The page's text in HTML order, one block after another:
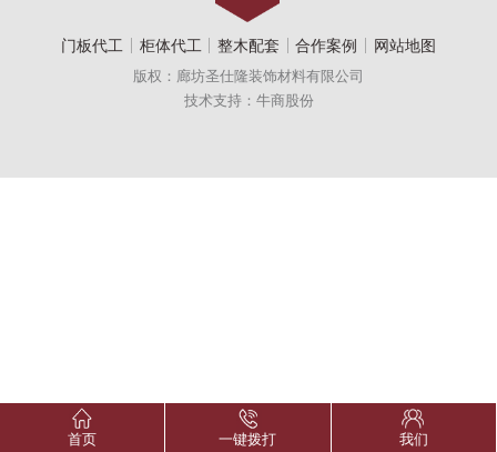
门板代工 柜体代工 整木配套 合作案例 网站地图
版权：廊坊圣仕隆装饰材料有限公司
技术支持：牛商股份
首页 一键拨打 我们